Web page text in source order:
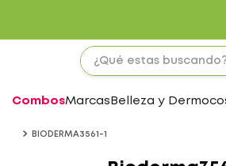
CombosMarcas Belleza y
BIODERMA3561-1